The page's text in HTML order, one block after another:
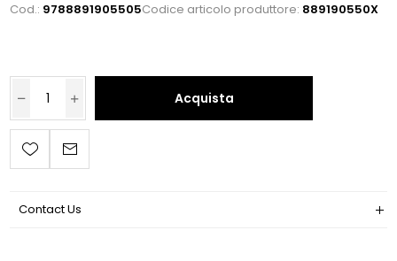
Cod.: 9788891905505Codice articolo produttore: 889190550X
Acquista
Contact Us